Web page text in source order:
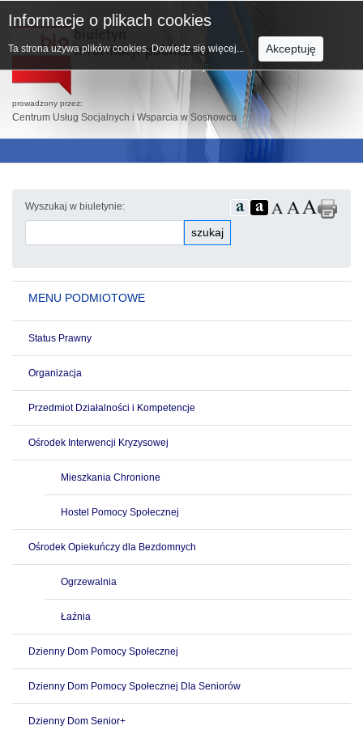
prowadzony przez:
Centrum Usług Socjalnych i Wsparcia w Sosnowcu
Wyszukaj w biuletynie:
szukaj
MENU PODMIOTOWE
Status Prawny
Organizacja
Przedmiot Działalności i Kompetencje
Ośrodek Interwencji Kryzysowej
Mieszkania Chronione
Hostel Pomocy Społecznej
Ośrodek Opiekuńczy dla Bezdomnych
Ogrzewalnia
Łaźnia
Dzienny Dom Pomocy Społecznej
Dzienny Dom Pomocy Społecznej Dla Seniorów
Dzienny Dom Senior+
Informacje o plikach cookies
Ta strona używa plików cookies. Dowiedz się więcej... Akceptuję